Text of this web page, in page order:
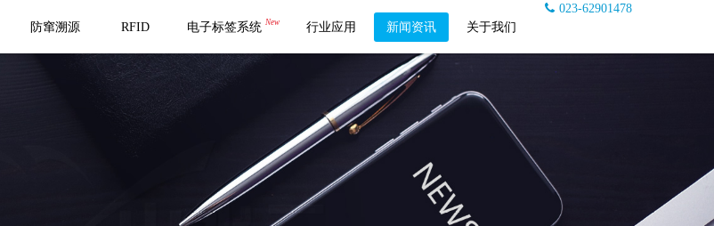
023-62901478
防窜溯源 RFID 电子标签系统 New 行业应用 新闻资讯 关于我们